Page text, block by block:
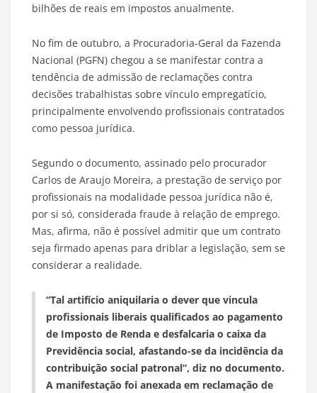
bilhões de reais em impostos anualmente.
No fim de outubro, a Procuradoria-Geral da Fazenda
Nacional (PGFN) chegou a se manifestar contra a
tendência de admissão de reclamações contra
decisões trabalhistas sobre vínculo empregatício,
principalmente envolvendo profissionais contratados
como pessoa jurídica.
Segundo o documento, assinado pelo procurador
Carlos de Araujo Moreira, a prestação de serviço por
profissionais na modalidade pessoa jurídica não é,
por si só, considerada fraude à relação de emprego.
Mas, afirma, não é possível admitir que um contrato
seja firmado apenas para driblar a legislação, sem se
considerar a realidade.
“Tal artifício aniquilaria o dever que vincula
profissionais liberais qualificados ao pagamento
de Imposto de Renda e desfalcaria o caixa da
Previdência social, afastando-se da incidência da
contribuição social patronal”, diz no documento.
A manifestação foi anexada em reclamação de